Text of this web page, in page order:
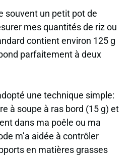
souvent un petit pot de
mes quantités de riz ou
contient environ 125 g
parfaitement à deux
une technique simple:
à soupe à ras bord (15 g) et
dans ma poêle ou ma
m’a aidée à contrôler
en matières grasses